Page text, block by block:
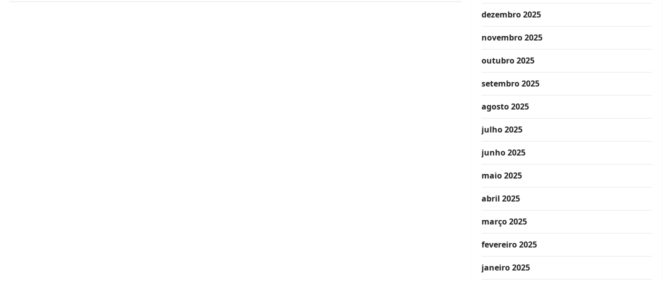
dezembro 2025
novembro 2025
outubro 2025
setembro 2025
agosto 2025
julho 2025
junho 2025
maio 2025
abril 2025
março 2025
fevereiro 2025
janeiro 2025